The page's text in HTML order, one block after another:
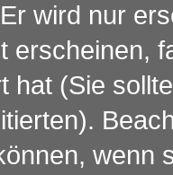
wird nur
erscheinen,
hat (Sie
wenn